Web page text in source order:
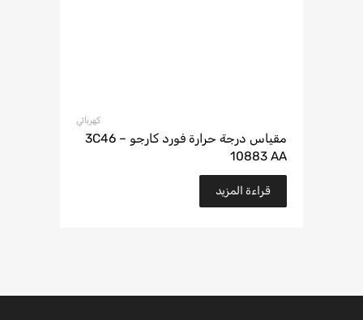
كهربائي
مقياس درجة حرارة فورد كارجو – 3C46
10883 AA
قراءة المزيد